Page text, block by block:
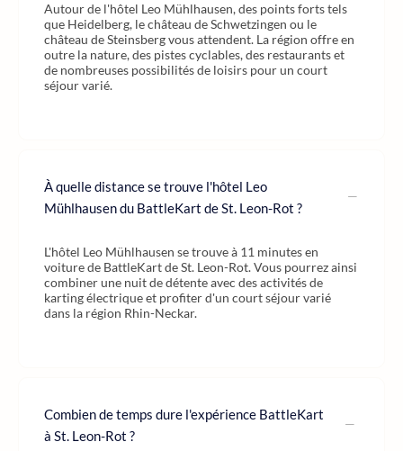
Autour de l'hôtel Leo Mühlhausen, des points forts tels
que Heidelberg, le château de Schwetzingen ou le
château de Steinsberg vous attendent. La région offre en
outre la nature, des pistes cyclables, des restaurants et
de nombreuses possibilités de loisirs pour un court
séjour varié.
À quelle distance se trouve l'hôtel Leo
Mühlhausen du BattleKart de St. Leon-Rot ?
L'hôtel Leo Mühlhausen se trouve à 11 minutes en
voiture de BattleKart de St. Leon-Rot. Vous pourrez ainsi
combiner une nuit de détente avec des activités de
karting électrique et profiter d'un court séjour varié
dans la région Rhin-Neckar.
Combien de temps dure l'expérience BattleKart
à St. Leon-Rot ?